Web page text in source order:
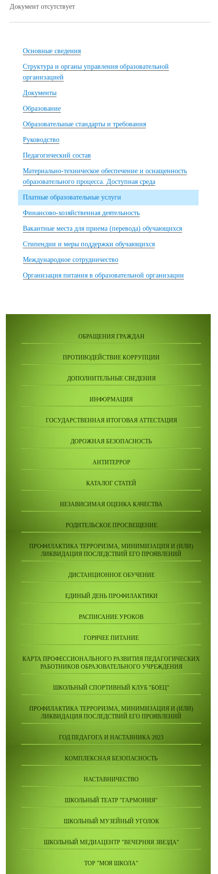
Документ отсутствует
Основные сведения
Структура и органы управления образовательной
организацией
Документы
Образование
Образовательные стандарты и требования
Руководство
Педагогический состав
Материально-техническое обеспечение и оснащенность
образовательного процесса. Доступная среда
Платные образовательные услуги
Финансово-хозяйственная деятельность
Вакантные места для приема (перевода) обучающихся
Стипендии и меры поддержки обучающихся
Международное сотрудничество
Организация питания в образовательной организации
ОБРАЩЕНИЯ ГРАЖДАН
ПРОТИВОДЕЙСТВИЕ КОРРУПЦИИ
ДОПОЛНИТЕЛЬНЫЕ СВЕДЕНИЯ
ИНФОРМАЦИЯ
ГОСУДАРСТВЕННАЯ ИТОГОВАЯ АТТЕСТАЦИЯ
ДОРОЖНАЯ БЕЗОПАСНОСТЬ
АНТИТЕРРОР
КАТАЛОГ СТАТЕЙ
НЕЗАВИСИМАЯ ОЦЕНКА КАЧЕСТВА
РОДИТЕЛЬСКОЕ ПРОСВЕЩЕНИЕ
ПРОФИЛАКТИКА ТЕРРОРИЗМА, МИНИМИЗАЦИЯ И (ИЛИ)
ЛИКВИДАЦИЯ ПОСЛЕДСТВИЙ ЕГО ПРОЯВЛЕНИЙ
ДИСТАНЦИОННОЕ ОБУЧЕНИЕ
ЕДИНЫЙ ДЕНЬ ПРОФИЛАКТИКИ
РАСПИСАНИЕ УРОКОВ
ГОРЯЧЕЕ ПИТАНИЕ
КАРТА ПРОФЕССИОНАЛЬНОГО РАЗВИТИЯ ПЕДАГОГИЧЕСКИХ
РАБОТНИКОВ ОБРАЗОВАТЕЛЬНОГО УЧРЕЖДЕНИЯ
ШКОЛЬНЫЙ СПОРТИВНЫЙ КЛУБ "БОЕЦ"
ПРОФИЛАКТИКА ТЕРРОРИЗМА, МИНИМИЗАЦИЯ И (ИЛИ)
ЛИКВИДАЦИЯ ПОСЛЕДСТВИЙ ЕГО ПРОЯВЛЕНИЙ
ГОД ПЕДАГОГА И НАСТАВНИКА 2023
КОМПЛЕКСНАЯ БЕЗОПАСНОСТЬ
НАСТАВНИЧЕСТВО
ШКОЛЬНЫЙ ТЕАТР "ГАРМОНИЯ"
ШКОЛЬНЫЙ МУЗЕЙНЫЙ УГОЛОК
ШКОЛЬНЫЙ МЕДИАЦЕНТР "ВЕЧЕРНЯЯ ЗВЕЗДА"
ТОР "МОЯ ШКОЛА"